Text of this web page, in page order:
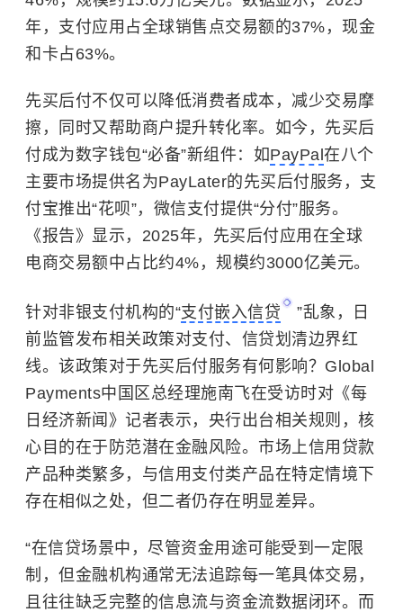
年，支付应用占全球销售点交易额的37%，现金
和卡占63%。
先买后付不仅可以降低消费者成本，减少交易摩
擦，同时又帮助商户提升转化率。如今，先买后
付成为数字钱包“必备”新组件：如PayPal 在八个
主要市场提供名为PayLater的先买后付服务，支
付宝推出“花呗”，微信支付提供“分付”服务。
《报告》显示，2025年，先买后付应用在全球
电商交易额中占比约4%，规模约3000亿美元。
针对非银支付机构的“支付嵌入信贷
”乱象，日
前监管发布相关政策对支付、信贷划清边界红
线。该政策对于先买后付服务有何影响？Global
Payments中国区总经理施南飞在受访时对《每
日经济新闻》记者表示，央行出台相关规则，核
心目的在于防范潜在金融风险。市场上信用贷款
产品种类繁多，与信用支付类产品在特定情境下
存在相似之处，但二者仍存在明显差异。
“在信贷场景中，尽管资金用途可能受到一定限
制，但金融机构通常无法追踪每一笔具体交易，
且往往缺乏完整的信息流与资金流数据闭环。而